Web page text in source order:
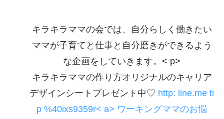
キラキラママの会では、自分らしく働きたい
ママが子育てと仕事と自分磨きができるよう
な企画をしていきます。< p>
キラキラママの作り方オリジナルのキャリア
デザインシートプレゼント中♡ http: line.me ti
p %40ixs9359r< a> ワーキングママのお悩